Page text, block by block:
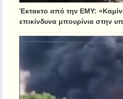
Έκτακτο από την ΕΜΥ:
επικίνδυνα μπουρίνια στην